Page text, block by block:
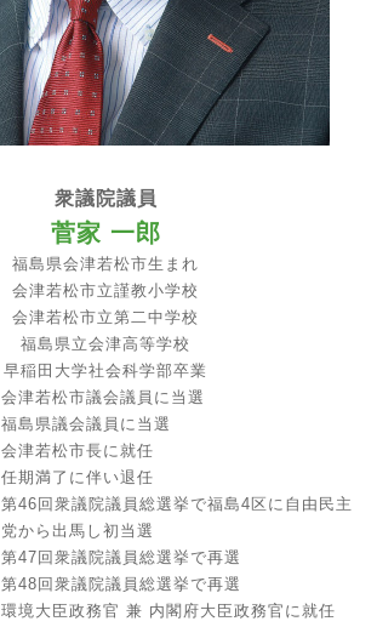
衆議院議員
菅家 一郎
福島県会津若松市生まれ
会津若松市立謹教小学校
会津若松市立第二中学校
福島県立会津高等学校
早稲田大学社会科学部卒業
会津若松市議会議員に当選
福島県議会議員に当選
会津若松市長に就任
任期満了に伴い退任
第46回衆議院議員総選挙で福島4区に自由民主
党から出馬し初当選
第47回衆議院議員総選挙で再選
第48回衆議院議員総選挙で再選
環境大臣政務官 兼 内閣府大臣政務官に就任